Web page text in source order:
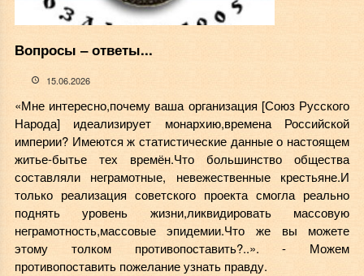
Вопросы ‒ ответы...
15.06.2026
«Мне интересно,почему ваша организация [Союз Русского
Народа] идеализирует монархию,времена Российской
империи? Имеются ж статистические данные о настоящем
житье-бытье тех времён.Что большинство общества
составляли неграмотные, невежественные крестьяне.И
только реализация советского проекта смогла реально
поднять уровень жизни,ликвидировать массовую
неграмотность,массовые эпидемии.Что же вы можете
этому толком противопоставить?..». - Можем
противопоставить пожелание узнать правду.